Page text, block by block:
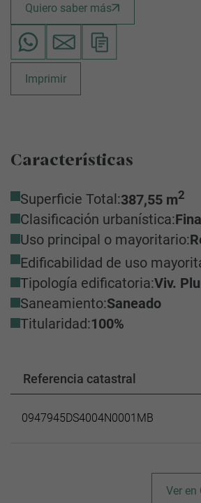
Quiero saber más
Imprimir
Características
Superficie Total:387,55 m2
Clasificación urbanística:
Uso principal o mayoritario:
Edificabilidad de uso
Tipología edificatoria:Viv.
Saneamiento:Saneado
Titularidad:100%
Referencia catastral
0947945DS4004N0001MB
Ver en